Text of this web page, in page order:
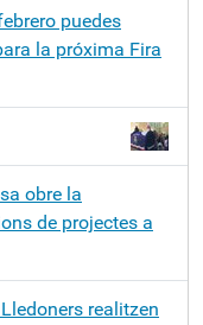
puedes
la próxima Fira
obre la
de projectes a
realitzen